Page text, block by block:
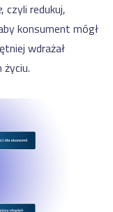
, czyli redukuj,
konsument mógł
wdrażał